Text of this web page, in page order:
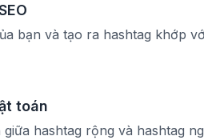
bạn và tạo ra hashtag khớp
toán
hashtag rộng và hashtag